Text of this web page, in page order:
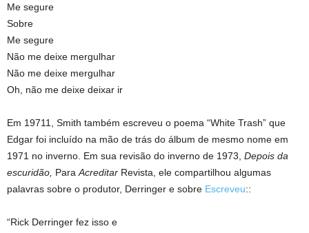
Me segure
Sobre
Me segure
Não me deixe mergulhar
Não me deixe mergulhar
Oh, não me deixe deixar ir
Em 19711, Smith também escreveu o poema “White Trash” que
Edgar foi incluído na mão de trás do álbum de mesmo nome em
1971 no inverno. Em sua revisão do inverno de 1973, Depois da
escuridão, Para Acreditar Revista, ele compartilhou algumas
palavras sobre o produtor, Derringer e sobre Escreveu::
“Rick Derringer fez isso e